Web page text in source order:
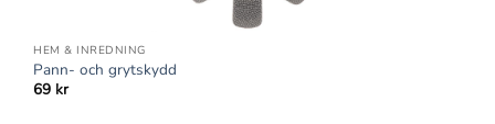
HEM & INREDNING
Pann- och grytskydd
69 kr